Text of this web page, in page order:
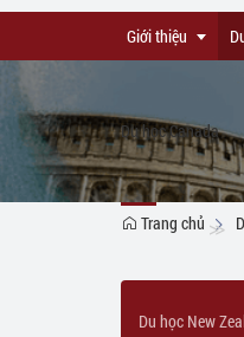
Giới thiệu
Giới thiệu chung
Lĩnh vực hoạt
Năng lực hoạt động
Liên hệ
Du học Canada
Trang chủ
Du học New